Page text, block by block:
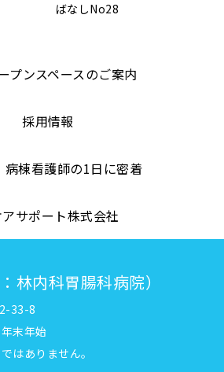
ばなしNo28
プンスペースのご案内
採用情報
病棟看護師の1日に密着
サポート株式会社
林内科胃腸科病院）
33-8
末年始
はありません。